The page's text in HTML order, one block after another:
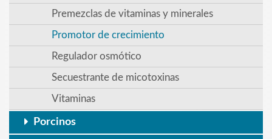
Premezclas de vitaminas y minerales
Promotor de crecimiento
Regulador osmótico
Secuestrante de micotoxinas
Vitaminas
Porcinos